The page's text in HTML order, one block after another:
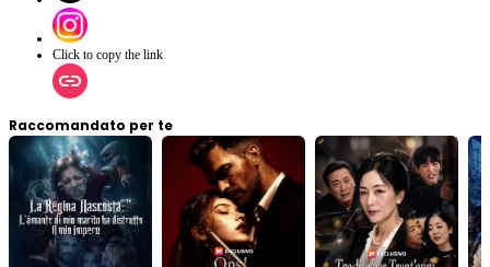
Click to copy the link
Raccomandato per te